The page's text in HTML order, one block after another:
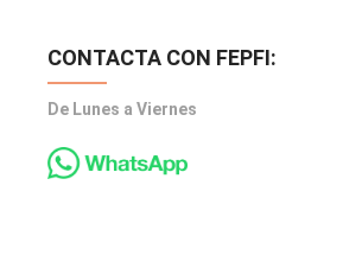
CONTACTA CON FEPFI:
De Lunes a Viernes